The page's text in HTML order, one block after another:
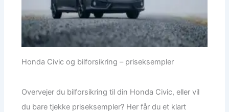
Honda Civic og bilforsikring – priseksempler
Overvejer du bilforsikring til din Honda Civic, eller vil
du bare tjekke priseksempler? Her får du et klart